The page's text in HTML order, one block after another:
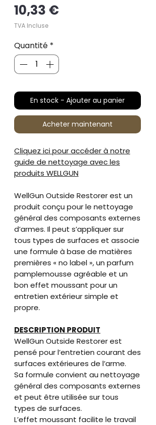
10,33 €
TVA Incluse
Quantité *
En stock - Ajouter au panier
Acheter maintenant
Cliquez ici pour accéder à notre
guide de nettoyage avec les
produits WELLGUN
WellGun Outside Restorer est un
produit conçu pour le nettoyage
général des composants externes
d’armes. Il peut s’appliquer sur
tous types de surfaces et associe
une formule à base de matières
premières « no label », un parfum
pamplemousse agréable et un
bon effet moussant pour un
entretien extérieur simple et
propre.
DESCRIPTION PRODUIT
WellGun Outside Restorer est
pensé pour l’entretien courant des
surfaces extérieures de l’arme.
Sa formule convient au nettoyage
général des composants externes
et peut être utilisée sur tous
types de surfaces.
L’effet moussant facilite le travail